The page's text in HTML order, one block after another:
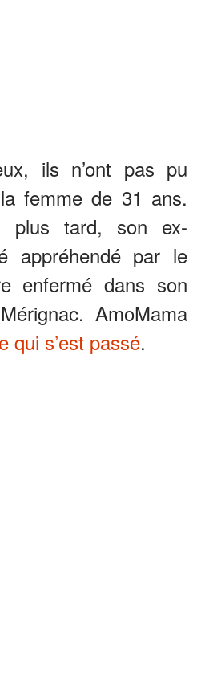
ils n’ont pas pu
femme de 31 ans.
plus tard, son ex-
appréhendé par le
enfermé dans son
AmoMama
qui s’est passé.